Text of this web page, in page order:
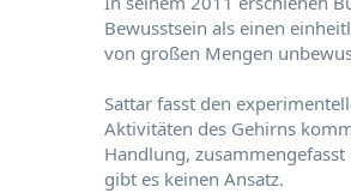
Bewusstsein als einen
von großen Mengen
Sattar fasst den
Aktivitäten des Gehirns
Handlung,
gibt es keinen Ansatz.